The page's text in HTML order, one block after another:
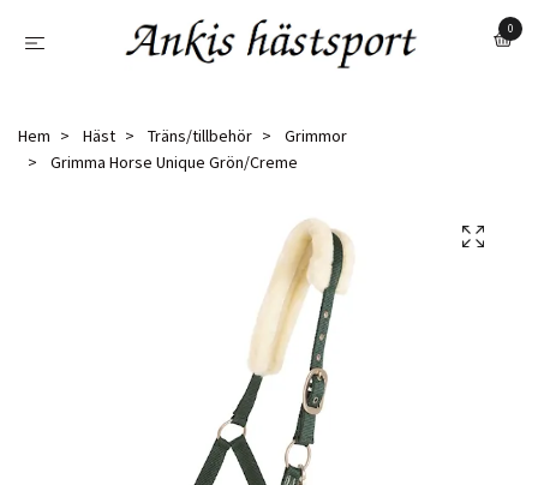
0
Hem Häst Träns/tillbehör
Grimmor
Grimma Horse Unique Grön/Creme